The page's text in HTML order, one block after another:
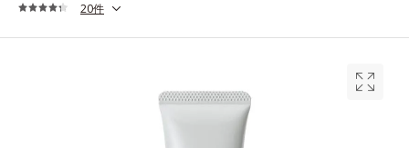
20件